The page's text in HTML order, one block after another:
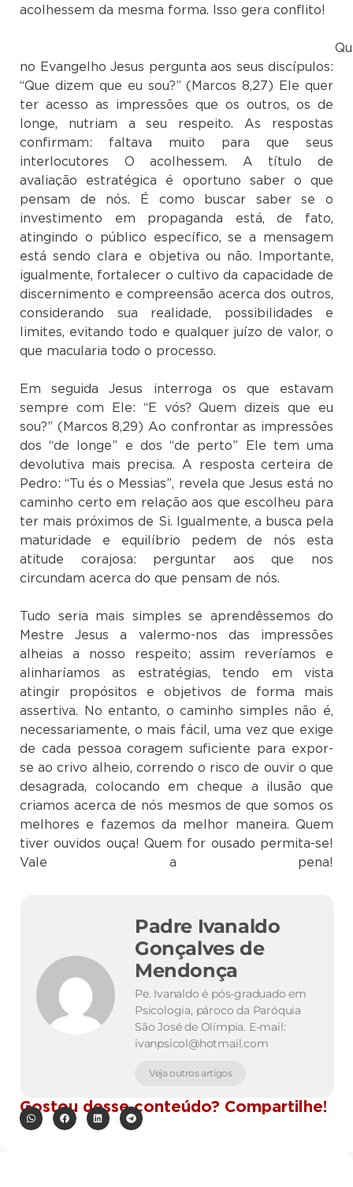
acolhessem da mesma forma. Isso gera conflito!
no Evangelho Jesus pergunta aos seus discípulos:
“Que dizem que eu sou?” (Marcos 8,27) Ele quer
ter acesso as impressões que os outros, os de
longe, nutriam a seu respeito. As respostas
confirmam: faltava muito para que seus
interlocutores O acolhessem. A título de
avaliação estratégica é oportuno saber o que
pensam de nós. É como buscar saber se o
investimento em propaganda está, de fato,
atingindo o público específico, se a mensagem
está sendo clara e objetiva ou não. Importante,
igualmente, fortalecer o cultivo da capacidade de
discernimento e compreensão acerca dos outros,
considerando sua realidade, possibilidades e
limites, evitando todo e qualquer juízo de valor, o
que macularia todo o processo.
Em seguida Jesus interroga os que estavam
sempre com Ele: “E vós? Quem dizeis que eu
sou?” (Marcos 8,29) Ao confrontar as impressões
dos “de longe” e dos “de perto” Ele tem uma
devolutiva mais precisa. A resposta certeira de
Pedro: “Tu és o Messias”, revela que Jesus está no
caminho certo em relação aos que escolheu para
ter mais próximos de Si. Igualmente, a busca pela
maturidade e equilíbrio pedem de nós esta
atitude corajosa: perguntar aos que nos
circundam acerca do que pensam de nós.
Tudo seria mais simples se aprendêssemos do
Mestre Jesus a valermo-nos das impressões
alheias a nosso respeito; assim reveríamos e
alinharíamos as estratégias, tendo em vista
atingir propósitos e objetivos de forma mais
assertiva. No entanto, o caminho simples não é,
necessariamente, o mais fácil, uma vez que exige
de cada pessoa coragem suficiente para expor-
se ao crivo alheio, correndo o risco de ouvir o que
desagrada, colocando em cheque a ilusão que
criamos acerca de nós mesmos de que somos os
melhores e fazemos da melhor maneira. Quem
tiver ouvidos ouça! Quem for ousado permita-se!
Vale a pena!
Padre Ivanaldo
Gonçalves de
Mendonça
Pe. Ivanaldo é pós-graduado em
Psicologia, pároco da Paróquia
São José de Olímpia. E-mail:
ivanpsicol@hotmail.com
Veja outros artigos
Gostou desse conteúdo? Compartilhe!